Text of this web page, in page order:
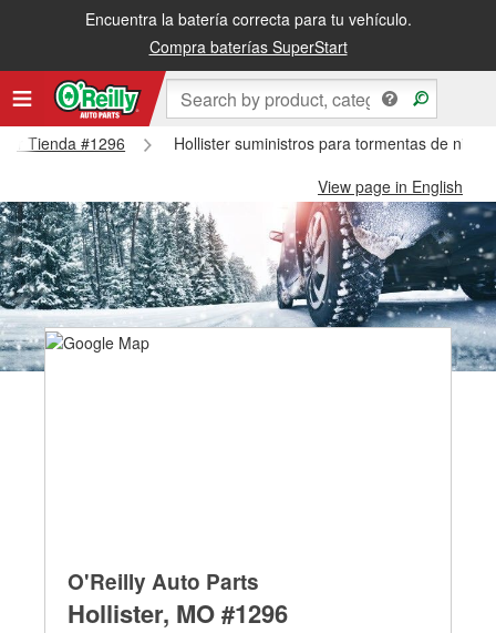
Encuentra la batería correcta para tu vehículo.
Compra baterías SuperStart
Tienda #1296
Hollister suministros para tormentas de
View page in English
O'Reilly Auto Parts
Hollister, MO #1296